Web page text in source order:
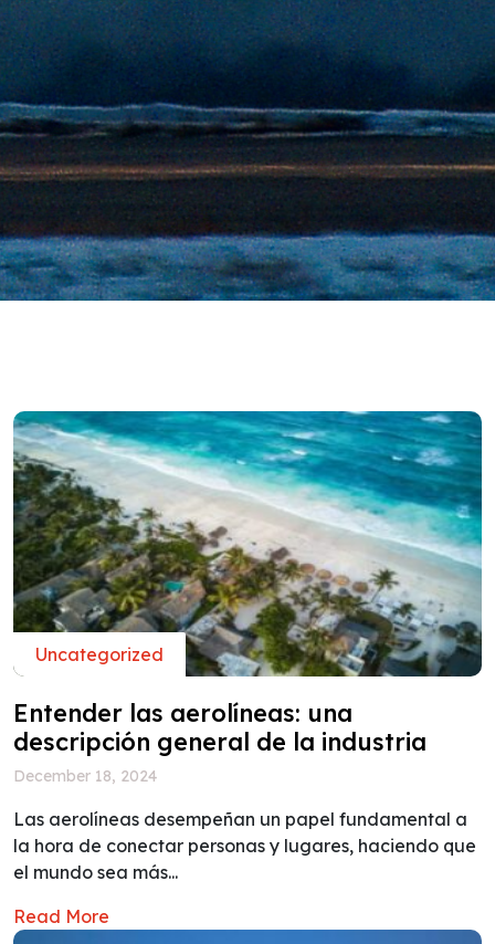
Uncategorized
Entender las aerolíneas: una
descripción general de la industria
December 18, 2024
Las aerolíneas desempeñan un papel fundamental a
la hora de conectar personas y lugares, haciendo que
el mundo sea más...
Read More